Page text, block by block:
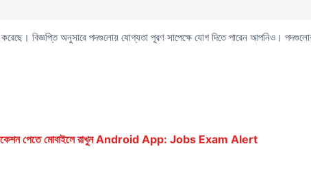
বিজ্ঞপ্তি অনুসারে পদগুলোয় যোগ্যতা পূরণ সাপেক্ষে যোগ দিতে পারেন আপনিও।
পেতে মোবাইলে রাখুন Android App: Jobs Exam Alert